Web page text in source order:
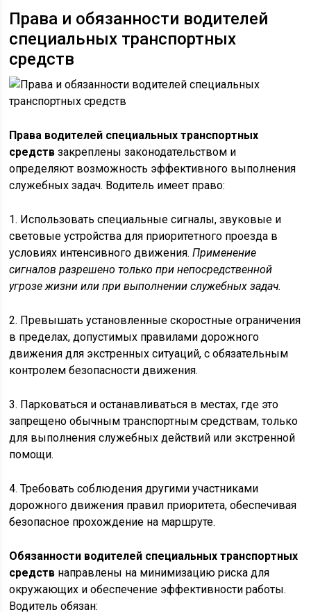
Права и обязанности водителей
специальных транспортных
средств
Права водителей специальных транспортных
средств закреплены законодательством и
определяют возможность эффективного выполнения
служебных задач. Водитель имеет право:
1. Использовать специальные сигналы, звуковые и
световые устройства для приоритетного проезда в
условиях интенсивного движения.Применение
сигналов разрешено только при непосредственной
угрозе жизни или при выполнении служебных задач.
2. Превышать установленные скоростные ограничения
в пределах, допустимых правилами дорожного
движения для экстренных ситуаций, с обязательным
контролем безопасности движения.
3. Парковаться и останавливаться в местах, где это
запрещено обычным транспортным средствам, только
для выполнения служебных действий или экстренной
помощи.
4. Требовать соблюдения другими участниками
дорожного движения правил приоритета, обеспечивая
безопасное прохождение на маршруте.
Обязанности водителей специальных транспортных
средств направлены на минимизацию риска для
окружающих и обеспечение эффективности работы.
Водитель обязан: